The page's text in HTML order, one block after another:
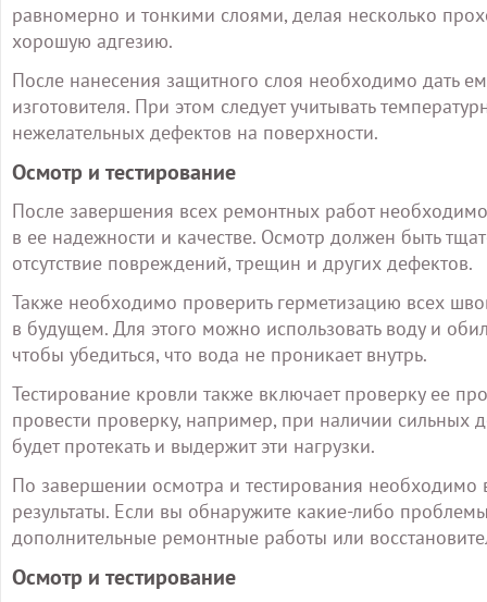
равномерно и тонкими слоями, делая несколько
хорошую адгезию.
После нанесения защитного слоя необходимо дать
изготовителя. При этом следует учитывать
нежелательных дефектов на поверхности.
Осмотр и тестирование
После завершения всех ремонтных работ
в ее надежности и качестве. Осмотр должен быть
отсутствие повреждений, трещин и других дефектов.
Также необходимо проверить герметизацию всех
в будущем. Для этого можно использовать воду и
чтобы убедиться, что вода не проникает внутрь.
Тестирование кровли также включает проверку ее
провести проверку, например, при наличии сильных
будет протекать и выдержит эти нагрузки.
По завершении осмотра и тестирования необходимо
результаты. Если вы обнаружите какие-либо
дополнительные ремонтные работы или
Осмотр и тестирование